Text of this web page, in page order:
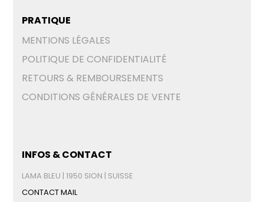
PRATIQUE
MENTIONS LÉGALES
POLITIQUE DE CONFIDENTIALITÉ
RETOURS & REMBOURSEMENTS
CONDITIONS GÉNÉRALES DE VENTE
INFOS & CONTACT
LAMA BLEU | 1950 SION | SUISSE
CONTACT MAIL